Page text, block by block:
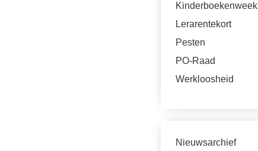
Kinderboekenweek
Lerarentekort
Pesten
PO-Raad
Werkloosheid
Nieuwsarchief